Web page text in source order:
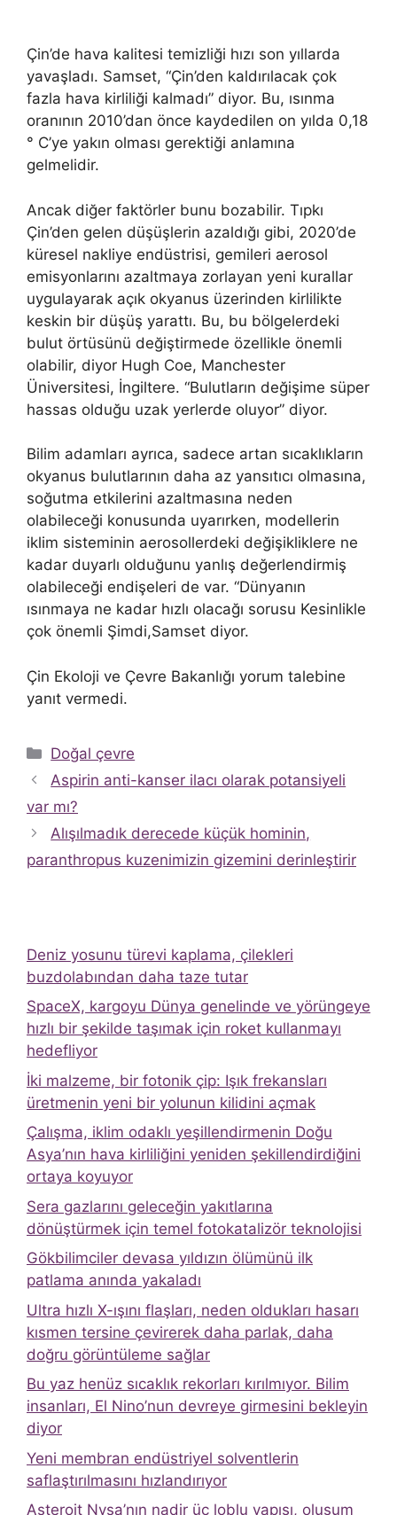
Çin’de hava kalitesi temizliği hızı son yıllarda
yavaşladı. Samset, “Çin’den kaldırılacak çok
fazla hava kirliliği kalmadı” diyor. Bu, ısınma
oranının 2010’dan önce kaydedilen on yılda 0,18
° C’ye yakın olması gerektiği anlamına
gelmelidir.
Ancak diğer faktörler bunu bozabilir. Tıpkı
Çin’den gelen düşüşlerin azaldığı gibi, 2020’de
küresel nakliye endüstrisi, gemileri aerosol
emisyonlarını azaltmaya zorlayan yeni kurallar
uygulayarak açık okyanus üzerinden kirlilikte
keskin bir düşüş yarattı. Bu, bu bölgelerdeki
bulut örtüsünü değiştirmede özellikle önemli
olabilir, diyor Hugh Coe, Manchester
Üniversitesi, İngiltere. “Bulutların değişime süper
hassas olduğu uzak yerlerde oluyor” diyor.
Bilim adamları ayrıca, sadece artan sıcaklıkların
okyanus bulutlarının daha az yansıtıcı olmasına,
soğutma etkilerini azaltmasına neden
olabileceği konusunda uyarırken, modellerin
iklim sisteminin aerosollerdeki değişikliklere ne
kadar duyarlı olduğunu yanlış değerlendirmiş
olabileceği endişeleri de var. “Dünyanın
ısınmaya ne kadar hızlı olacağı sorusu Kesinlikle
çok önemli Şimdi,Samset diyor.
Çin Ekoloji ve Çevre Bakanlığı yorum talebine
yanıt vermedi.
Kategoriler
Doğal çevre
Aspirin anti-kanser ilacı olarak potansiyeli
var mı?
Alışılmadık derecede küçük hominin,
paranthropus kuzenimizin gizemini derinleştirir
Deniz yosunu türevi kaplama, çilekleri
buzdolabından daha taze tutar
SpaceX, kargoyu Dünya genelinde ve yörüngeye
hızlı bir şekilde taşımak için roket kullanmayı
hedefliyor
İki malzeme, bir fotonik çip: Işık frekansları
üretmenin yeni bir yolunun kilidini açmak
Çalışma, iklim odaklı yeşillendirmenin Doğu
Asya’nın hava kirliliğini yeniden şekillendirdiğini
ortaya koyuyor
Sera gazlarını geleceğin yakıtlarına
dönüştürmek için temel fotokatalizör teknolojisi
Gökbilimciler devasa yıldızın ölümünü ilk
patlama anında yakaladı
Ultra hızlı X-ışını flaşları, neden oldukları hasarı
kısmen tersine çevirerek daha parlak, daha
doğru görüntüleme sağlar
Bu yaz henüz sıcaklık rekorları kırılmıyor. Bilim
insanları, El Nino’nun devreye girmesini bekleyin
diyor
Yeni membran endüstriyel solventlerin
saflaştırılmasını hızlandırıyor
Asteroit Nysa’nın nadir üç loblu yapısı, oluşum